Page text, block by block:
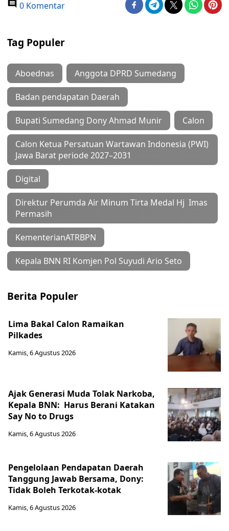
0 Komentar
Tag Populer
Aboednas Anggota DPRD Sumedang
Badan pendapatan Daerah
Bupati Sumedang Dony Ahmad Munir Calon
Calon Ketua Persatuan Wartawan Indonesia (PWI)
Jawa Barat periode 2027–2031
Digital
Direktur Perumda Air Minum Tirta Medal Hj Imas
Permasih
KementerianATRBPN
Kepala BNN RI Komjen Pol Suyudi Ario Seto
Berita Populer
Lima Bakal Calon Ramaikan
Pilkades
Kamis, 6 Agustus 2026
Ajak Generasi Muda Tolak Narkoba,
Kepala BNN: Harus Berani Katakan
Say No to Drugs
Kamis, 6 Agustus 2026
Pengelolaan Pendapatan Daerah
Tanggung Jawab Bersama, Dony:
Tidak Boleh Terkotak-kotak
Kamis, 6 Agustus 2026